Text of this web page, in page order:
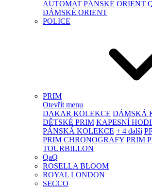
AUTOMAT PÁNSKÉ ORIENT
DÁMSKÉ ORIENT
POLICE
PRIM
Otevřít menu
DAKAR KOLEKCE DÁMSKÁ
DĚTSKÉ PRIM KAPESNÍ
PÁNSKÁ KOLEKCE + 4 další
PRIM CHRONOGRAFY PRIM
TOURBILLON
QaQ
ROSELLA BLOOM
ROYAL LONDON
SECCO